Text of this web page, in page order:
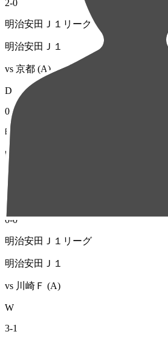
2-0
明治安田Ｊ１リーグ
明治安田Ｊ１
vs 京都 (A)
D
0 -0
明治安田Ｊ１リーグ
明治安田Ｊ１
vs
D
0-0
明治安田Ｊ１リーグ
明治安田Ｊ１
vs 川崎Ｆ (A)
W
3-1